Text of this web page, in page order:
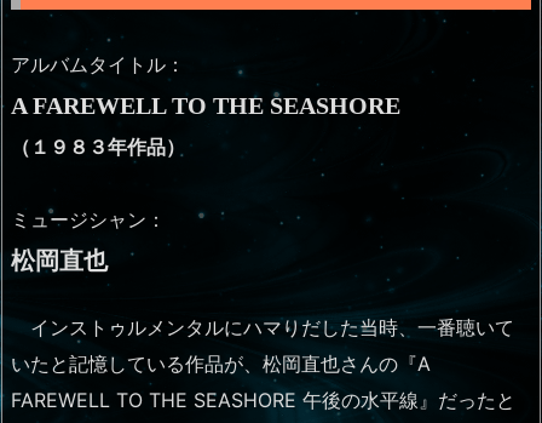
アルバムタイトル：
A FAREWELL TO THE SEASHORE
（１９８３年作品）
ミュージシャン：
松岡直也
インストゥルメンタルにハマりだした当時、一番聴いて
いたと記憶している作品が、松岡直也さんの『A
FAREWELL TO THE SEASHORE 午後の水平線』だったと